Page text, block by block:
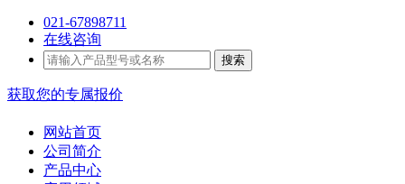
021-67898711
在线咨询
搜索
获取您的专属报价
网站首页
公司简介
产品中心